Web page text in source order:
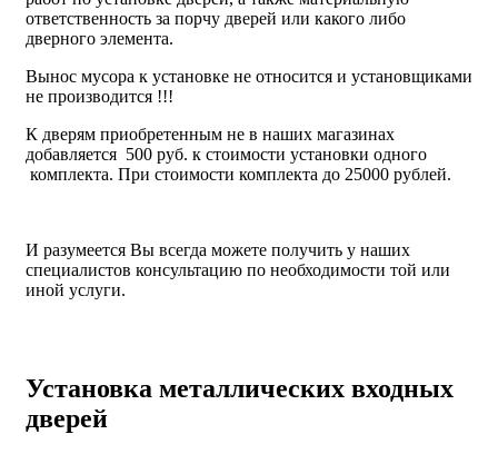
ответственность за порчу дверей или какого либо
дверного элемента.
Вынос мусора к установке не относится и установщиками
не производится !!!
К дверям приобретенным не в наших магазинах
добавляется 500 руб. к стоимости установки одного
комплекта. При стоимости комплекта до 25000 рублей.
И разумеется Вы всегда можете получить у наших
специалистов консультацию по необходимости той или
иной услуги.
Установка металлических входных
дверей